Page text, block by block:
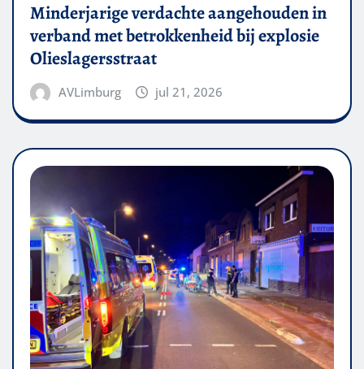
Minderjarige verdachte aangehouden in
verband met betrokkenheid bij explosie
Olieslagersstraat
AVLimburg jul 21, 2026